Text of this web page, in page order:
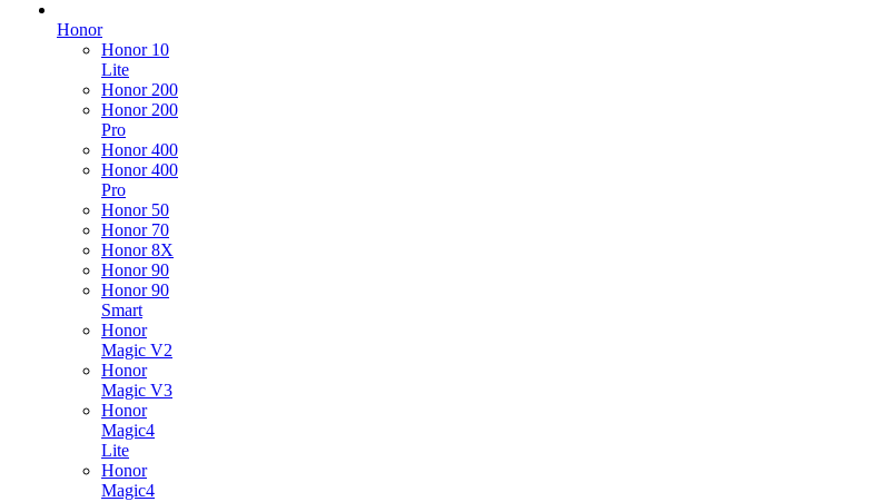
Honor
Honor 10
Lite
Honor 200
Honor 200
Pro
Honor 400
Honor 400
Pro
Honor 50
Honor 70
Honor 8X
Honor 90
Honor 90
Smart
Honor
Magic V2
Honor
Magic V3
Honor
Magic4
Lite
Honor
Magic4